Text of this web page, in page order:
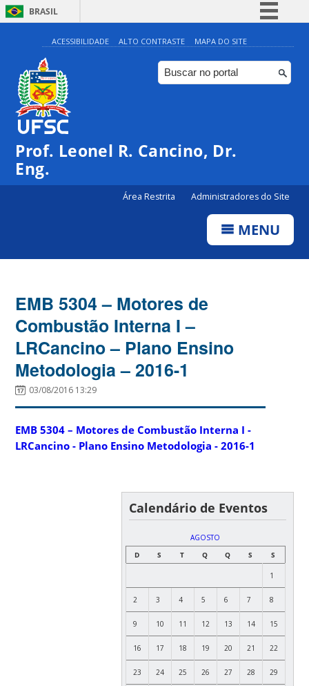
BRASIL
Simplifique!
Comunica BR
Participe
Canais
ACESSIBILIDADE ALTO CONTRASTE MAPA DO SITE
Prof. Leonel R. Cancino, Dr.
Eng.
Área Restrita Administradores do Site
MENU
EMB 5304 – Motores de
Combustão Interna I –
LRCancino – Plano Ensino
Metodologia – 2016-1
03/08/2016 13:29
EMB 5304 – Motores de Combustão Interna I -
LRCancino - Plano Ensino Metodologia - 2016-1
Calendário de Eventos
AGOSTO
D
S T Q Q S S
1
2 3 4 5 6 7 8
9 10 11 12 13 14 15
16 17 18 19 20 21 22
23 24 25 26 27 28 29